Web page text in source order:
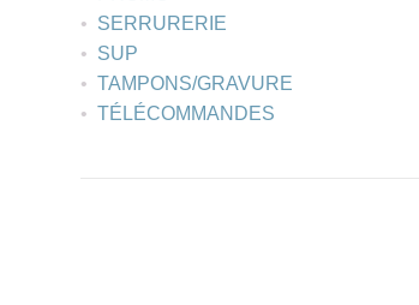
SERRURERIE
SUP
TAMPONS/GRAVURE
TÉLÉCOMMANDES